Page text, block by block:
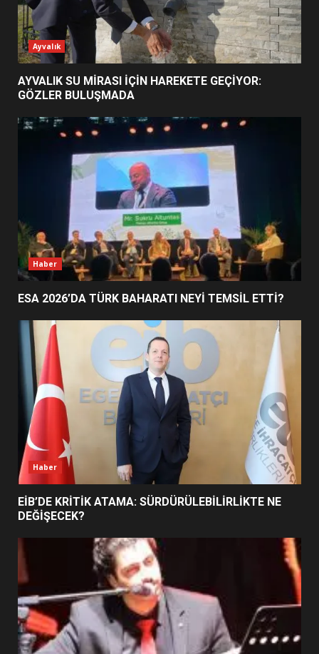
2
ESA 2026’DA TÜRK BAHARATI
NEYİ TEMSİL ETTİ?
EİB’DE KRİTİK ATAMA:
SÜRDÜRÜLEBİLİRLİKTE NE
DEĞİŞECEK?
4
EDREMİT’İN GURURU TÜRKİYE
FİNALİNDE NE BAŞARDI?
5
UZATILDI: NE DEĞİŞTİ?
6
BURHANİYE SATRANÇ
TURNUVASI KAYITLARI NEYİ
DEĞİŞTİRİYOR?
BURHANİYE BELEDİYESPOR’DA
YENİ YÖNETİM NASIL
Ayvalık
AYVALIK SU MİRASI İÇİN HAREKETE GEÇİYOR:
GÖZLER BULUŞMADA
Haber
ESA 2026’DA TÜRK BAHARATI NEYİ TEMSİL ETTİ?
Haber
EİB’DE KRİTİK ATAMA: SÜRDÜRÜLEBİLİRLİKTE NE
DEĞİŞECEK?